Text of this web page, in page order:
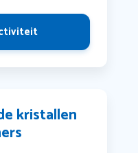
kristallen